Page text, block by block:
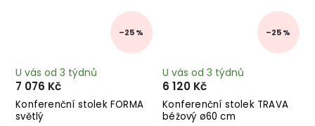
–25 %
Konferenční stolek FORMA
světlý
U vás od 3 týdnů
7 076 Kč
–25 %
Konferenční stolek TRAVA
béžový ø60 cm
U vás od 3 týdnů
6 120 Kč